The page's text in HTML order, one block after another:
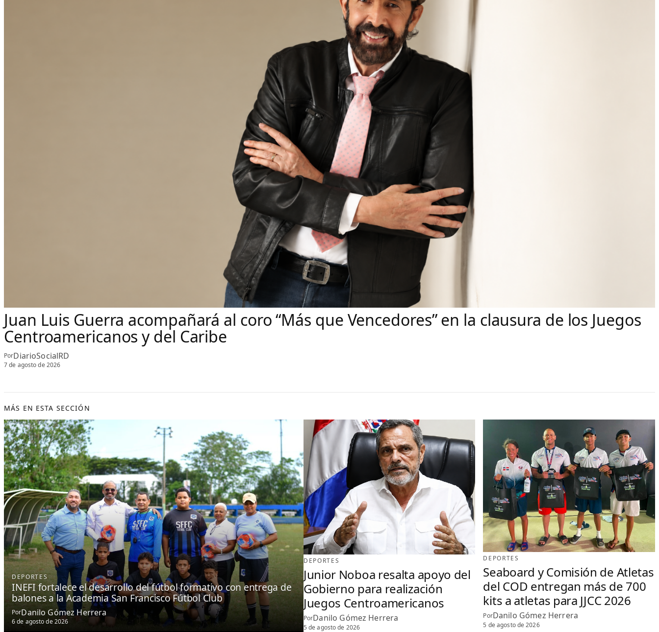
Juan Luis Guerra acompañará al coro “Más que Vencedores” en la clausura de los Juegos
Centroamericanos y del Caribe
PorDiarioSocialRD
7 de agosto de 2026
MÁS EN ESTA SECCIÓN
DEPORTES
INEFI fortalece el desarrollo del fútbol formativo con entrega de
balones a la Academia San Francisco Fútbol Club
PorDanilo Gómez Herrera
6 de agosto de 2026
DEPORTES
Junior Noboa resalta apoyo del
Gobierno para realización
Juegos Centroamericanos
PorDanilo Gómez Herrera
5 de agosto de 2026
DEPORTES
Seaboard y Comisión de Atletas
del COD entregan más de 700
kits a atletas para JJCC 2026
PorDanilo Gómez Herrera
5 de agosto de 2026